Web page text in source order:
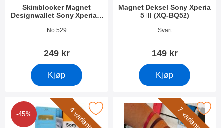
Skimblocker Magnet
Designwallet Sony Xperia 5
Varenummer 40758
No 529
249 kr
Kjøp
Magnet Deksel Sony Xperia
5 III (XQ-BQ52)
Varenummer 44552
Svart
149 kr
Kjøp
4 varianter
-45%
Standcase Wallet Sony Xperia 5 III (XQ-BQ52) som favoritt
7 varianter
Merk håndleddsstropp til New